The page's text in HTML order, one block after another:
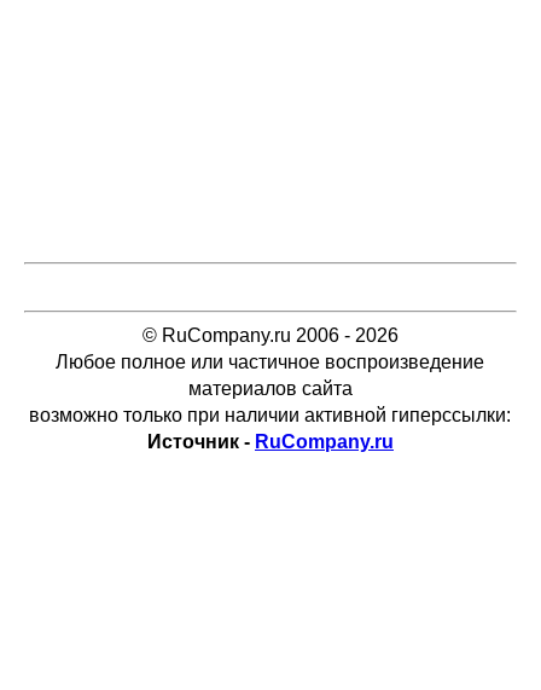
© RuCompany.ru 2006 - 2026
Любое полное или частичное воспроизведение
материалов сайта
возможно только при наличии активной гиперссылки:
Источник - RuCompany.ru